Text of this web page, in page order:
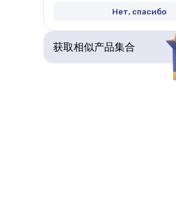
Нет, спасибо
获取相似产品集合